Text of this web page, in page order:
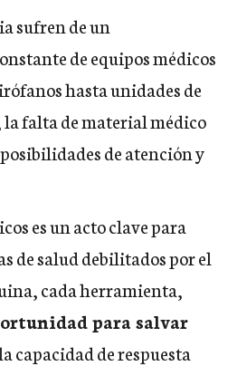
sufren de un
de equipos médicos
hasta unidades de
falta de material médico
de atención y
es un acto clave para
de salud debilitados por el
cada herramienta,
para salvar
capacidad de respuesta